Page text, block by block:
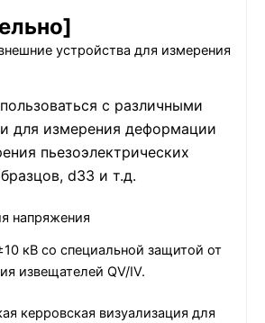
устройства для измерения
с различными
для измерения деформации
пьезоэлектрических
d33 и т.д.
напряжения
кВ со специальной защитой от
извещателей QV/IV.
керровская визуализация для